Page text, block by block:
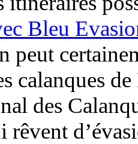
Bleu
peut
calanques
des
rêvent